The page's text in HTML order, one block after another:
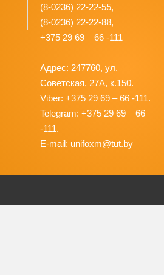
(8-0236) 22-22-55,
(8-0236) 22-22-88,
+375 29 69 – 66 -111
Адрес: 247760, ул.
Советская, 27А, к.150.
Viber: +375 29 69 – 66 -111.
Telegram: +375 29 69 – 66
-111.
E-mail: unifoxm@tut.by